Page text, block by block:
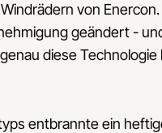
von
geändert -
diese
entbrannte ein